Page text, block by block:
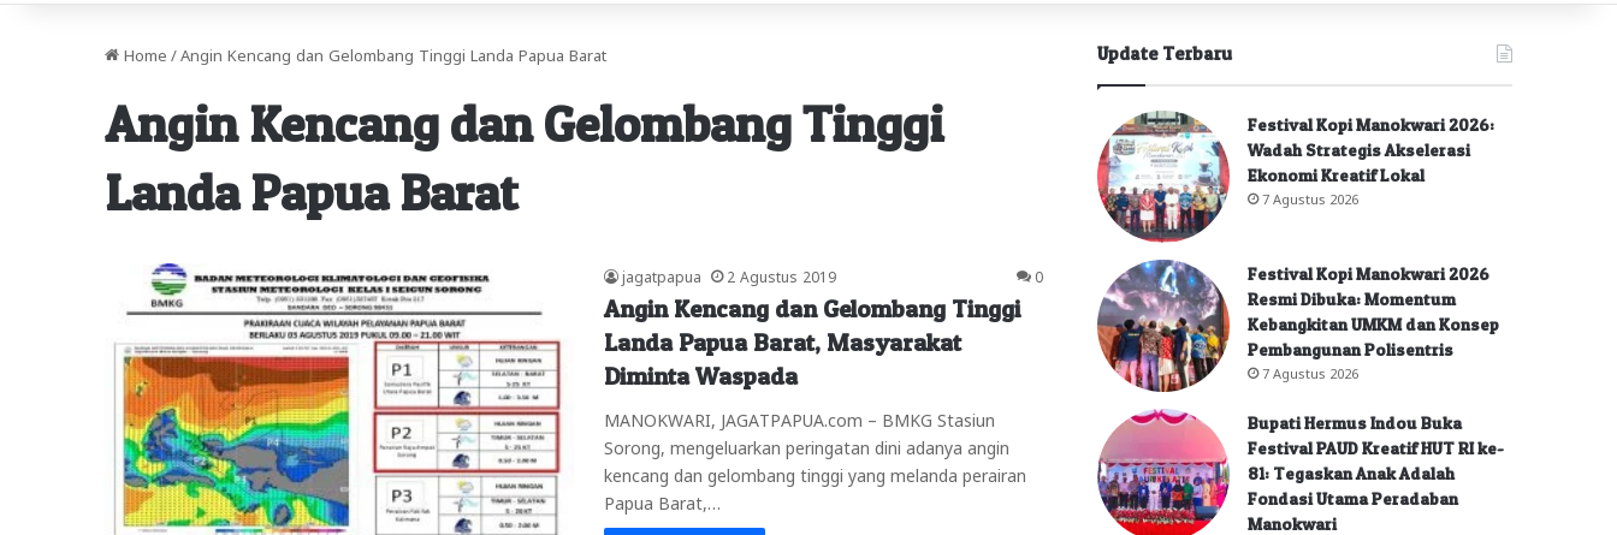
Home / Angin Kencang dan Gelombang Tinggi Landa Papua Barat
Angin Kencang dan Gelombang Tinggi
Landa Papua Barat
jagatpapua 2 Agustus 2019 0
Angin Kencang dan Gelombang Tinggi
Landa Papua Barat, Masyarakat
Diminta Waspada
MANOKWARI, JAGATPAPUA.com – BMKG Stasiun
Sorong, mengeluarkan peringatan dini adanya angin
kencang dan gelombang tinggi yang melanda perairan
Papua Barat,…
Update Terbaru
Festival Kopi Manokwari 2026:
Wadah Strategis Akselerasi
Ekonomi Kreatif Lokal
7 Agustus 2026
Festival Kopi Manokwari 2026
Resmi Dibuka: Momentum
Kebangkitan UMKM dan Konsep
Pembangunan Polisentris
7 Agustus 2026
Bupati Hermus Indou Buka
Festival PAUD Kreatif HUT RI ke-
81: Tegaskan Anak Adalah
Fondasi Utama Peradaban
Manokwari